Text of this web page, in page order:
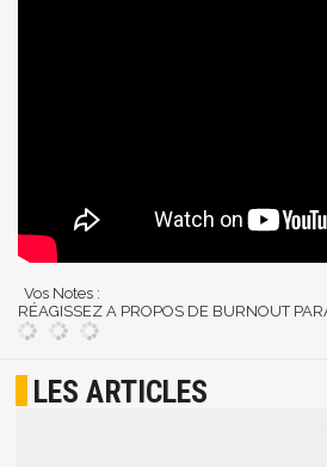
Vos Notes :
RÉAGISSEZ A PROPOS DE BURNOUT
LES ARTICLES